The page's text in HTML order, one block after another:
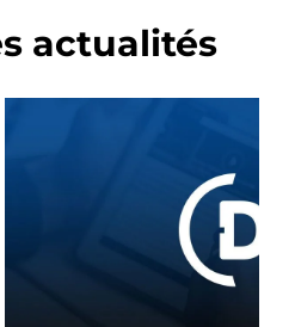
actualités